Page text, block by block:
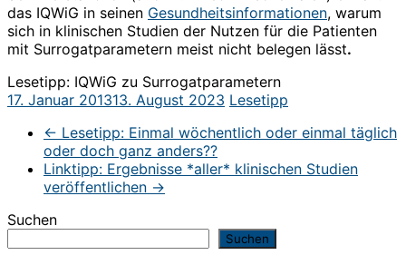
das IQWiG in seinen Gesundheitsinformationen, warum
sich in klinischen Studien der Nutzen für die Patienten
mit Surrogatparametern meist nicht belegen lässt.
Lesetipp: IQWiG zu Surrogatparametern
17. Januar 201313. August 2023 Lesetipp
← Lesetipp: Einmal wöchentlich oder einmal täglich
oder doch ganz anders??
Linktipp: Ergebnisse *aller* klinischen Studien
veröffentlichen →
Suchen
Suchen